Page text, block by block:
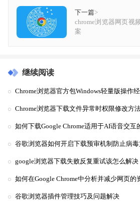
下一篇>
chrome浏览器网页视
案
继续阅读
Chrome浏览器官方包Windows轻量版操作
Chrome浏览器下载文件异常时权限修改方
谷歌浏览器如何开启下载预审机制防止病
google浏览器下载失败反复重试该怎么解决
谷歌浏览器插件管理技巧及问题解决